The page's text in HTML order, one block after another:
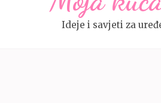
Ideje i savjeti za